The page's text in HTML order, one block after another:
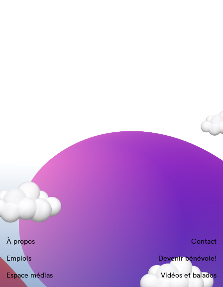
À propos
Contact
Emplois
Devenir bénévole!
Espace médias
Vidéos et balados